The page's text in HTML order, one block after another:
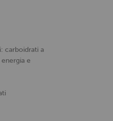
carboidrati a
e